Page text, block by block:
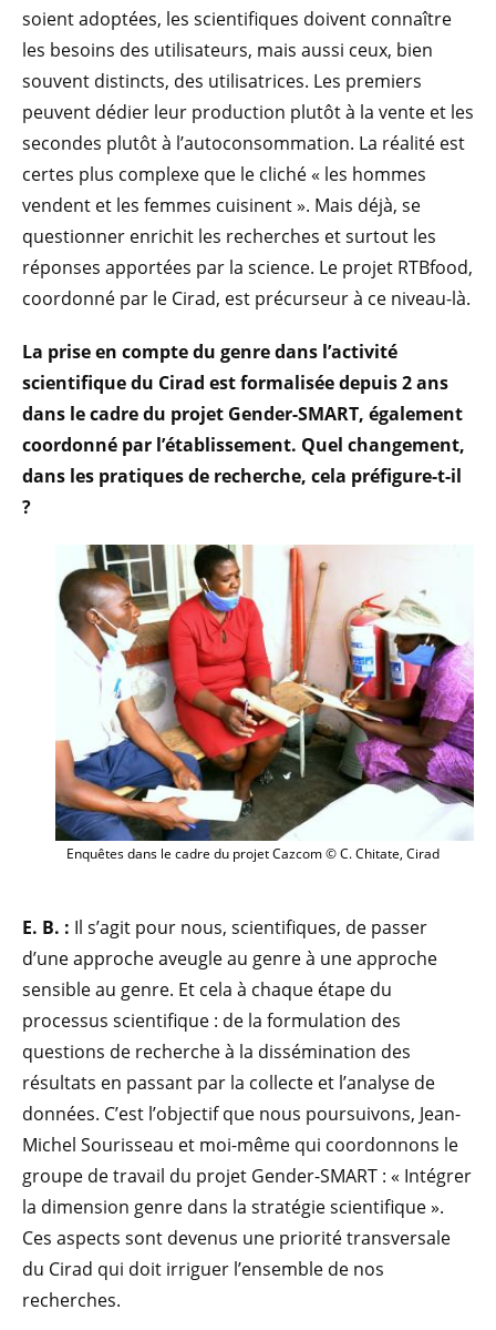
soient adoptées, les scientifiques doivent connaître
les besoins des utilisateurs, mais aussi ceux, bien
souvent distincts, des utilisatrices. Les premiers
peuvent dédier leur production plutôt à la vente et les
secondes plutôt à l’autoconsommation. La réalité est
certes plus complexe que le cliché « les hommes
vendent et les femmes cuisinent ». Mais déjà, se
questionner enrichit les recherches et surtout les
réponses apportées par la science. Le projet RTBfood,
coordonné par le Cirad, est précurseur à ce niveau-là.
La prise en compte du genre dans l’activité
scientifique du Cirad est formalisée depuis 2 ans
dans le cadre du projet Gender-SMART, également
coordonné par l’établissement. Quel changement,
dans les pratiques de recherche, cela préfigure-t-il
?
Enquêtes dans le cadre du projet Cazcom © C. Chitate, Cirad
E. B. : Il s’agit pour nous, scientifiques, de passer
d’une approche aveugle au genre à une approche
sensible au genre. Et cela à chaque étape du
processus scientifique : de la formulation des
questions de recherche à la dissémination des
résultats en passant par la collecte et l’analyse de
données. C’est l’objectif que nous poursuivons, Jean-
Michel Sourisseau et moi-même qui coordonnons le
groupe de travail du projet Gender-SMART : « Intégrer
la dimension genre dans la stratégie scientifique ».
Ces aspects sont devenus une priorité transversale
du Cirad qui doit irriguer l’ensemble de nos
recherches.